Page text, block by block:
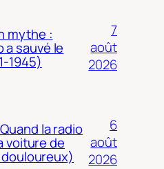
mythe :
a sauvé le
1945)
7
août
2026
la radio
voiture de
6
août
2026